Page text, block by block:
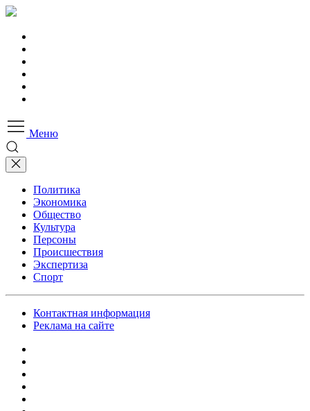
Меню
Политика
Экономика
Общество
Культура
Персоны
Происшествия
Экспертиза
Спорт
Контактная информация
Реклама на сайте